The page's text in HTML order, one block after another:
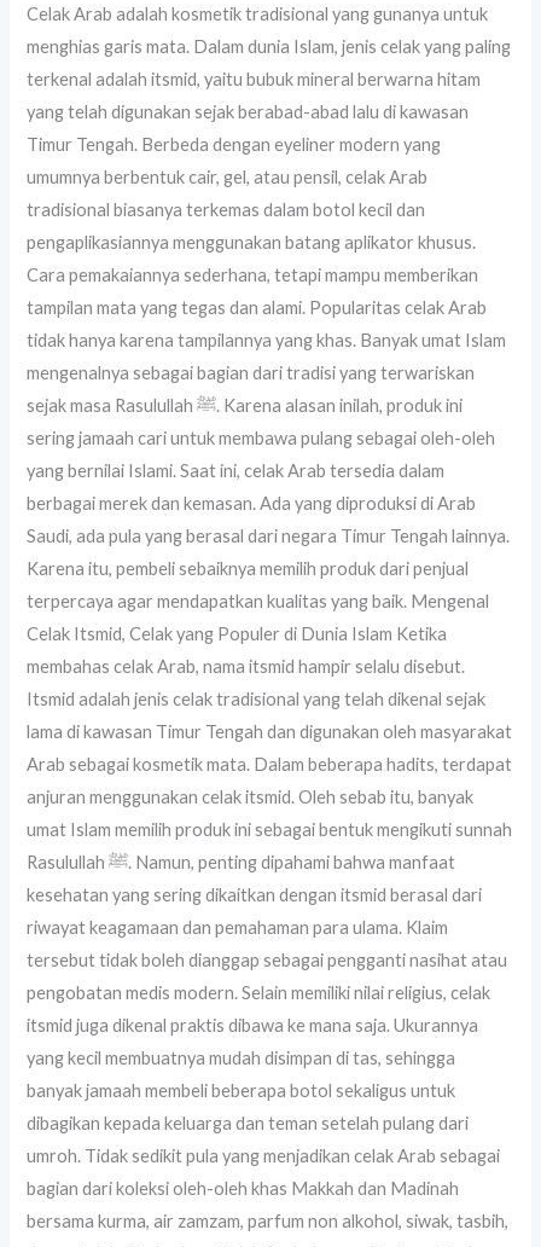
Celak Arab adalah kosmetik tradisional yang gunanya untuk
menghias garis mata. Dalam dunia Islam, jenis celak yang paling
terkenal adalah itsmid, yaitu bubuk mineral berwarna hitam
yang telah digunakan sejak berabad-abad lalu di kawasan
Timur Tengah. Berbeda dengan eyeliner modern yang
umumnya berbentuk cair, gel, atau pensil, celak Arab
tradisional biasanya terkemas dalam botol kecil dan
pengaplikasiannya menggunakan batang aplikator khusus.
Cara pemakaiannya sederhana, tetapi mampu memberikan
tampilan mata yang tegas dan alami. Popularitas celak Arab
tidak hanya karena tampilannya yang khas. Banyak umat Islam
mengenalnya sebagai bagian dari tradisi yang terwariskan
sejak masa Rasulullah ﷺ. Karena alasan inilah, produk ini
sering jamaah cari untuk membawa pulang sebagai oleh-oleh
yang bernilai Islami. Saat ini, celak Arab tersedia dalam
berbagai merek dan kemasan. Ada yang diproduksi di Arab
Saudi, ada pula yang berasal dari negara Timur Tengah lainnya.
Karena itu, pembeli sebaiknya memilih produk dari penjual
terpercaya agar mendapatkan kualitas yang baik. Mengenal
Celak Itsmid, Celak yang Populer di Dunia Islam Ketika
membahas celak Arab, nama itsmid hampir selalu disebut.
Itsmid adalah jenis celak tradisional yang telah dikenal sejak
lama di kawasan Timur Tengah dan digunakan oleh masyarakat
Arab sebagai kosmetik mata. Dalam beberapa hadits, terdapat
anjuran menggunakan celak itsmid. Oleh sebab itu, banyak
umat Islam memilih produk ini sebagai bentuk mengikuti sunnah
Rasulullah ﷺ. Namun, penting dipahami bahwa manfaat
kesehatan yang sering dikaitkan dengan itsmid berasal dari
riwayat keagamaan dan pemahaman para ulama. Klaim
tersebut tidak boleh dianggap sebagai pengganti nasihat atau
pengobatan medis modern. Selain memiliki nilai religius, celak
itsmid juga dikenal praktis dibawa ke mana saja. Ukurannya
yang kecil membuatnya mudah disimpan di tas, sehingga
banyak jamaah membeli beberapa botol sekaligus untuk
dibagikan kepada keluarga dan teman setelah pulang dari
umroh. Tidak sedikit pula yang menjadikan celak Arab sebagai
bagian dari koleksi oleh-oleh khas Makkah dan Madinah
bersama kurma, air zamzam, parfum non alkohol, siwak, tasbih,